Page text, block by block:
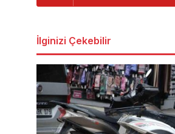
İlginizi Çekebilir